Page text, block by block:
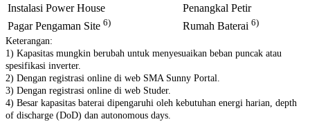
Instalasi Power House
Penangkal Petir
Pagar Pengaman Site 6) Rumah Baterai 6)
Keterangan:
1) Kapasitas mungkin berubah untuk menyesuaikan beban puncak atau
spesifikasi inverter.
2) Dengan registrasi online di web SMA Sunny Portal.
3) Dengan registrasi online di web Studer.
4) Besar kapasitas baterai dipengaruhi oleh kebutuhan energi harian, depth
of discharge (DoD) dan autonomous days.